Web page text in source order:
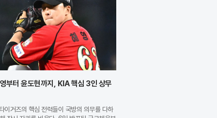
부터 윤도현까지, KIA 핵심 3인 상무
이거즈의 핵심 전력들이 국방의 의무를 다하